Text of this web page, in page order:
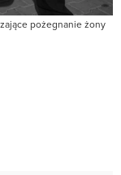
pożegnanie żony